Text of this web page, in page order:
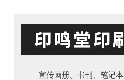
宣传画册、书刊、笔记本